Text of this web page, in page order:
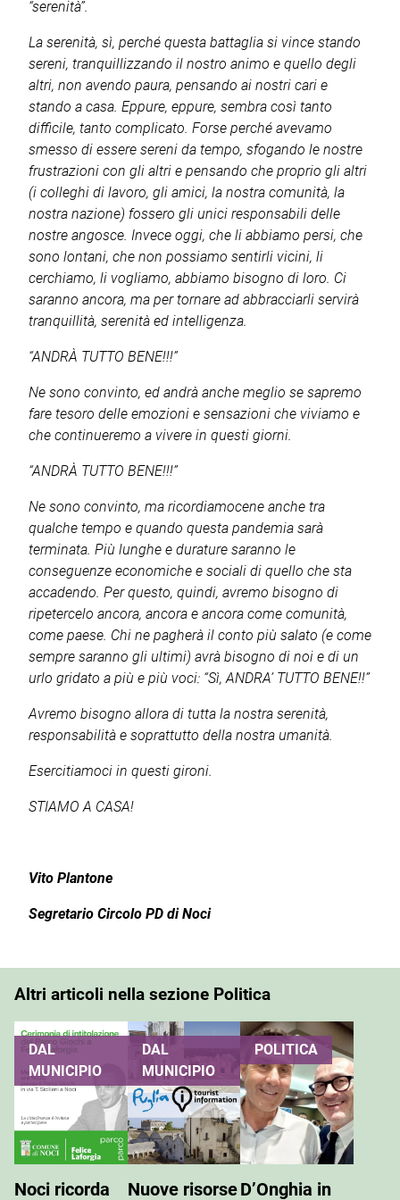
“serenità”.
La serenità, sì, perché questa battaglia si vince stando
sereni, tranquillizzando il nostro animo e quello degli
altri, non avendo paura, pensando ai nostri cari e
stando a casa. Eppure, eppure, sembra così tanto
difficile, tanto complicato. Forse perché avevamo
smesso di essere sereni da tempo, sfogando le nostre
frustrazioni con gli altri e pensando che proprio gli altri
(i colleghi di lavoro, gli amici, la nostra comunità, la
nostra nazione) fossero gli unici responsabili delle
nostre angosce. Invece oggi, che li abbiamo persi, che
sono lontani, che non possiamo sentirli vicini, li
cerchiamo, li vogliamo, abbiamo bisogno di loro. Ci
saranno ancora, ma per tornare ad abbracciarli servirà
tranquillità, serenità ed intelligenza.
“ANDRÀ TUTTO BENE!!!”
Ne sono convinto, ed andrà anche meglio se sapremo
fare tesoro delle emozioni e sensazioni che viviamo e
che continueremo a vivere in questi giorni.
“ANDRÀ TUTTO BENE!!!”
Ne sono convinto, ma ricordiamocene anche tra
qualche tempo e quando questa pandemia sarà
terminata. Più lunghe e durature saranno le
conseguenze economiche e sociali di quello che sta
accadendo. Per questo, quindi, avremo bisogno di
ripetercelo ancora, ancora e ancora come comunità,
come paese. Chi ne pagherà il conto più salato (e come
sempre saranno gli ultimi) avrà bisogno di noi e di un
urlo gridato a più e più voci: “Sì, ANDRA’ TUTTO BENE!!”
Avremo bisogno allora di tutta la nostra serenità,
responsabilità e soprattutto della nostra umanità.
Esercitiamoci in questi gironi.
STIAMO A CASA!
Vito Plantone
Segretario Circolo PD di Noci
Altri articoli nella sezione Politica
DAL
MUNICIPIO
Noci ricorda
DAL
MUNICIPIO
Nuove risorse
POLITICA
D’Onghia in